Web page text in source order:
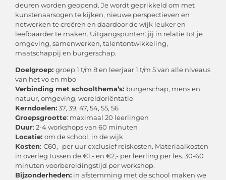
deuren worden geopend. Je wordt geprikkeld om met
kunstenaarsogen te kijken, nieuwe perspectieven en
netwerken te creëren en daardoor de wijk leuker en
leefbaarder te maken. Uitgangspunten: jij in relatie tot je
omgeving, samenwerken, talentontwikkeling,
maatschappij en burgerschap.
Doelgroep: groep 1 t/m 8 en leerjaar 1 t/m 5 van alle niveaus
van het vo en mbo
Verbinding met schoolthema’s: burgerschap, mens en
natuur, omgeving, wereldoriëntatie
Kerndoelen:37, 39, 47, 54, 55, 56
Groepsgrootte: maximaal 20 leerlingen
Duur: 2-4 workshops van 60 minuten
Locatie: om de school, in de wijk
Kosten: €60,- per uur exclusief reiskosten. Materiaalkosten
in overleg tussen de €1,- en €2,- per leerling per les. 30-60
minuten voorbereidingstijd per workshop.
Bijzonderheden: in afstemming met de school maken we